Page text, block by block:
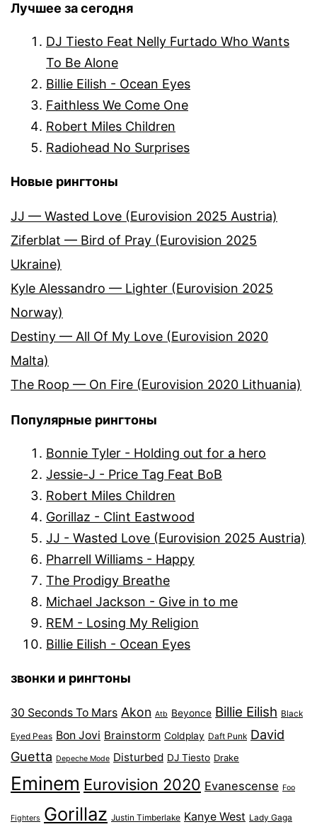
Лучшее за сегодня
DJ Tiesto Feat Nelly Furtado Who Wants
To Be Alone
Billie Eilish - Ocean Eyes
Faithless We Come One
Robert Miles Children
Radiohead No Surprises
Новые рингтоны
JJ — Wasted Love (Eurovision 2025 Austria)
Ziferblat — Bird of Pray (Eurovision 2025
Ukraine)
Kyle Alessandro — Lighter (Eurovision 2025
Norway)
Destiny — All Of My Love (Eurovision 2020
Malta)
The Roop — On Fire (Eurovision 2020 Lithuania)
Популярные рингтоны
Bonnie Tyler - Holding out for a hero
Jessie-J - Price Tag Feat BoB
Robert Miles Children
Gorillaz - Clint Eastwood
JJ - Wasted Love (Eurovision 2025 Austria)
Pharrell Williams - Happy
The Prodigy Breathe
Michael Jackson - Give in to me
REM - Losing My Religion
Billie Eilish - Ocean Eyes
звонки и рингтоны
30 Seconds To Mars Akon Atb Beyonce Billie Eilish Black
Eyed Peas Bon Jovi Brainstorm Coldplay Daft Punk David
Guetta Depeche Mode Disturbed DJ Tiesto Drake
Eminem Eurovision 2020 Evanescense Foo
Fighters Gorillaz Justin Timberlake Kanye West Lady Gaga